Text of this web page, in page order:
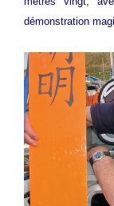
démonstration